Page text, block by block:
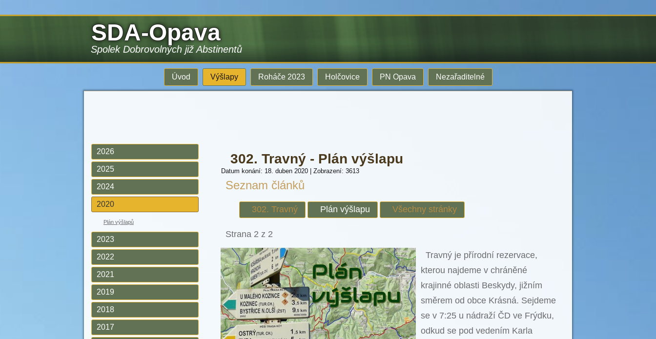
SDA-Opava
Spolek Dobrovolných již Abstinentů
Úvod Výšlapy Roháče 2023 Holčovice PN Opava Nezařaditelné
2026
2025
2024
2020
Plán výšlapů
2023
2022
2021
2019
2018
2017
302. Travný - Plán výšlapu
Datum konání: 18. duben 2020 Zobrazení: 3613
Seznam článků
302. Travný Plán výšlapu Všechny stránky
Strana 2 z 2
Travný je přírodní rezervace,
kterou najdeme v chráněné
krajinné oblasti Beskydy, jižním
směrem od obce Krásná. Sejdeme
se v 7:25 u nádraží ČD ve Frýdku,
odkud se pod vedením Karla